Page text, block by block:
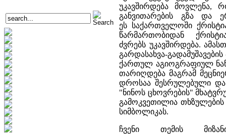
უკავშირდება მოვლენა,
განვითარების გზა და
ეს საქართველოში
წარმართობიდან
ძვრებს უკავშირდება.
გარდასახვა-
ქართულ აგიოგრაფიულ
თარიღდება მაგრამ
დროსაა შესრულებული და
"ნინოს ცხოვრების"
გამოკვეთილია
სიმბოლიკას.
ჩვენი თემის